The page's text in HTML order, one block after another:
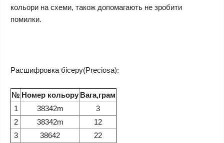
кольори на схеми, також допомагають не зробити
помилки.
Расшифровка бісеру(Preciosa):
№ Номер кольору Вага,грам
1
38342m
3
2
38342m
12
3
38642
22